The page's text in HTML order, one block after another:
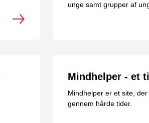
unge samt grupper af
Mindhelper - et
Mindhelper er et site,
gennem hårde tider.